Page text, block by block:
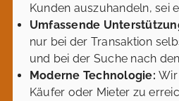
Kunden auszuhandeln, sei
Umfassende
nur bei der Transaktion
und bei der Suche nach
Moderne Technologie:
Käufer oder Mieter zu